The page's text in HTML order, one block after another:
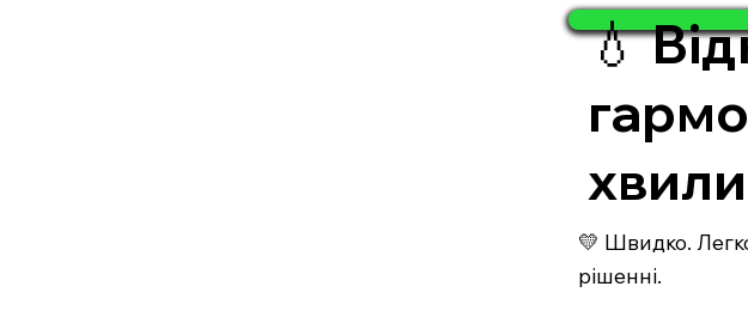
💧
💛 Швидко.
рішенні.